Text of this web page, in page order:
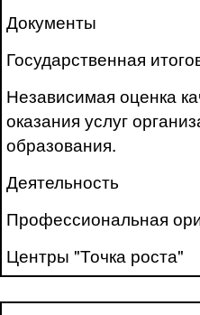
Документы
Государственная
Независимая оценка
оказания услуг
образования.
Деятельность
Профессиональная
Центры "Точка роста"